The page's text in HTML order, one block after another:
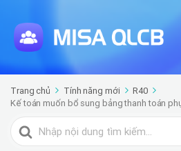
Trang chủ Tính năng mới
R40
Kế toán muốn bổ sung bảng thanh toán
Tìm
kiếm